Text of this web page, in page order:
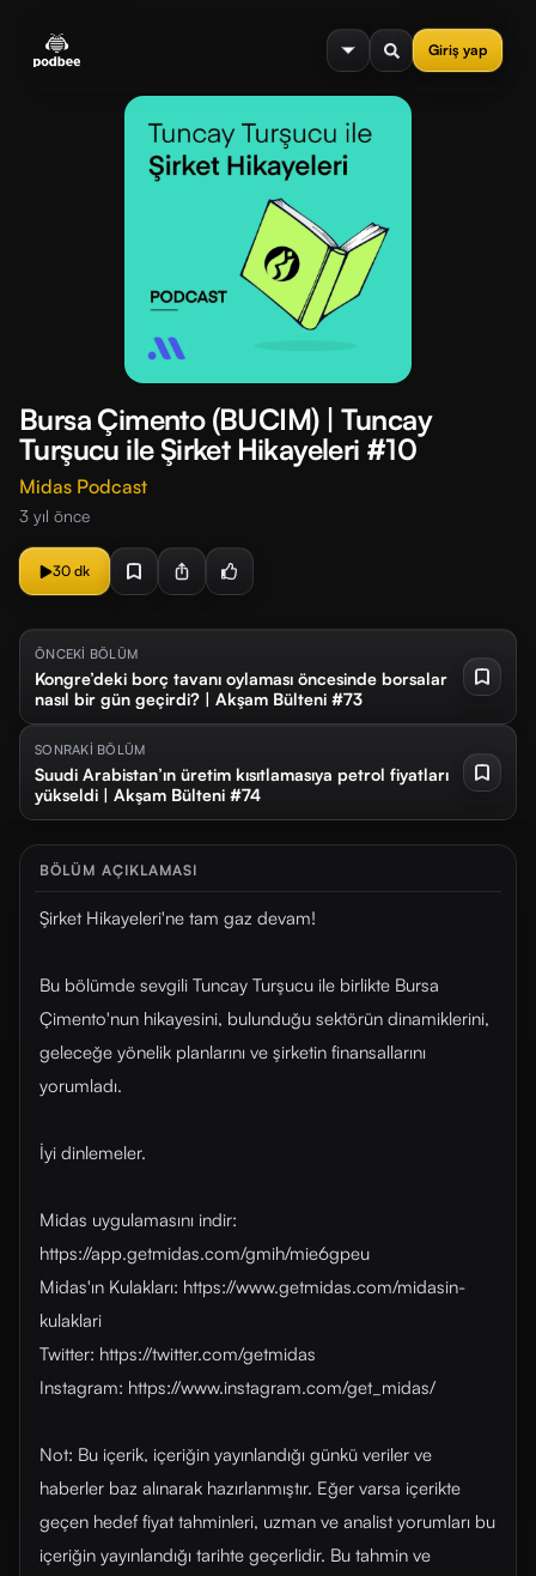
Giriş yap
menu
Bursa Çimento (BUCIM) | Tuncay
Turşucu ile Şirket Hikayeleri #10
Midas Podcast
3 yıl önce
30 dk
ÖNCEKİ BÖLÜM
Kongre’deki borç tavanı oylaması öncesinde borsalar
nasıl bir gün geçirdi? | Akşam Bülteni #73
SONRAKİ BÖLÜM
Suudi Arabistan’ın üretim kısıtlamasıya petrol fiyatları
yükseldi | Akşam Bülteni #74
BÖLÜM AÇIKLAMASI
Şirket Hikayeleri'ne tam gaz devam!
Bu bölümde sevgili Tuncay Turşucu ile birlikte Bursa
Çimento'nun hikayesini, bulunduğu sektörün dinamiklerini,
geleceğe yönelik planlarını ve şirketin finansallarını
yorumladı.
İyi dinlemeler.
Midas uygulamasını indir:
https://app.getmidas.com/gmih/mie6gpeu
Midas'ın Kulakları: https://www.getmidas.com/midasin-
kulaklari
Twitter: https://twitter.com/getmidas
Instagram: https://www.instagram.com/get_midas/
Not: Bu içerik, içeriğin yayınlandığı günkü veriler ve
haberler baz alınarak hazırlanmıştır. Eğer varsa içerikte
geçen hedef fiyat tahminleri, uzman ve analist yorumları bu
içeriğin yayınlandığı tarihte geçerlidir. Bu tahmin ve